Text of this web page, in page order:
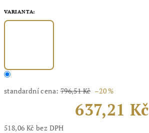
VARIANTA:
standardní cena: 796,51 Kč –20 %
637,21 Kč
518,06 Kč bez DPH